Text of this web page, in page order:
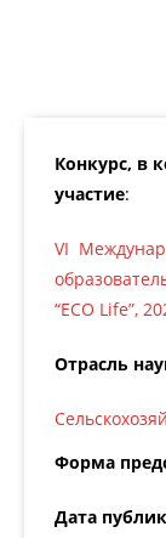
Конкурс, в
участие:
VI
“ECO Life”,
Отрасль
Форма
Дата